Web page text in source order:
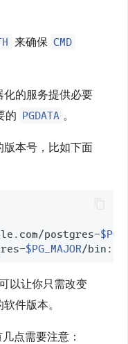
来确保 CMD
的服务提供必要
的 PGDATA 。
本号，比如下面
postgres-
$PG_MAJOR/bin:
以让你只需改变
件版本。
点需要注意：